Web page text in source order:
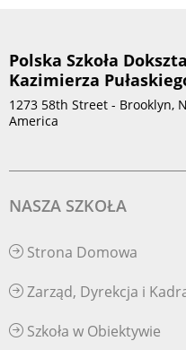
Polska Szkoła
Kazimierza
1273 58th Street - Brooklyn,
America
NASZA SZKOŁA
Strona Domowa
Zarząd, Dyrekcja i
Szkoła w Obiektywie